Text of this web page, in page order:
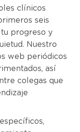
clínicos
seis
progreso y
Nuestro
web periódicos
así
colegas que